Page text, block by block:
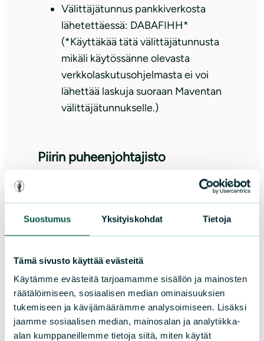
Suostumus Yksityiskohdat Tietoja
Tämä sivusto käyttää evästeitä
Käytämme evästeitä tarjoamamme sisällön ja mainosten
räätälöimiseen, sosiaalisen median ominaisuuksien
tukemiseen ja kävijämäärämme analysoimiseen. Lisäksi
jaamme sosiaalisen median, mainosalan ja analytiikka-
alan kumppaneillemme tietoja siitä, miten käytät
Välittäjätunnus pankkiverkosta
lähetettäessä: DABAFIHH*
(*Käyttäkää tätä välittäjätunnusta
mikäli käytössänne olevasta
verkkolaskutusohjelmasta ei voi
lähettää laskuja suoraan Maventan
välittäjätunnukselle.)
Piirin puheenjohtajisto
RäsänenKirkkonummelta, p. 050 4389
795, laura.rasanen@sll.fi (vv. 2026-
2027)
VarapuheenjohtajaJouni
LamminmäkiVantaalta,
jouni.lamminmaki@gmail.com
Piirihallituksenkokoonpano